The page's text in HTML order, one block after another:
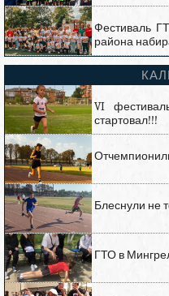
Фестиваль
района
VI
стартовал!!!
Блеснули не
ГТО в